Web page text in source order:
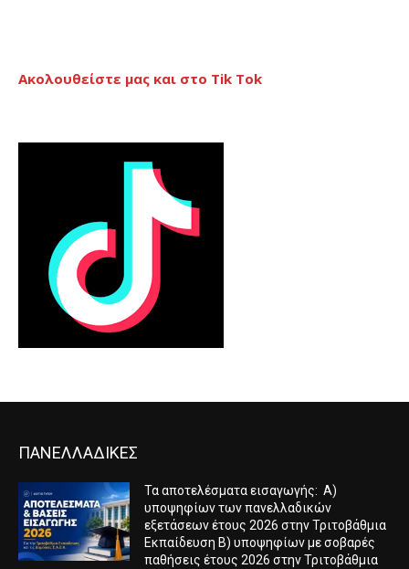
Ακολουθείστε μας και στο Tik Tok
ΠΑΝΕΛΛΑΔΙΚΕΣ
Τα αποτελέσματα εισαγωγής: Α)
υποψηφίων των πανελλαδικών
εξετάσεων έτους 2026 στην Τριτοβάθμια
Εκπαίδευση Β) υποψηφίων με σοβαρές
παθήσεις έτους 2026 στην Τριτοβάθμια